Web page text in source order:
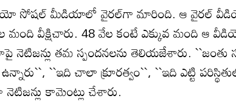
సోషల్ మీడియాలో వైరల్‌గా మారింది. ఆ వైరల్
మంది వీక్షిచారు. 48 వేల కంటే ఎక్కువ మంది ఆ
తమ స్పందనలను తెలియజేశారు. ``జంతు
``ఇది చాలా క్రూరత్వం``, ``ఇది ఎట్టి
కామెంట్లు చేశారు.